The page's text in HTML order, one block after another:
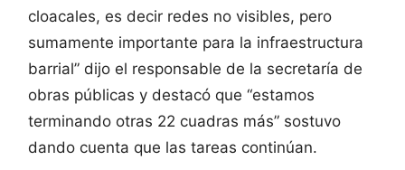
cloacales, es decir redes no visibles, pero
sumamente importante para la infraestructura
barrial” dijo el responsable de la secretaría de
obras públicas y destacó que “estamos
terminando otras 22 cuadras más” sostuvo
dando cuenta que las tareas continúan.